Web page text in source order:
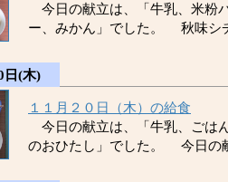
今日の献立は、「牛乳、米粉
ー、みかん」でした。 秋味シ
日(木)
１１月２０日（木）の給食
今日の献立は、「牛乳、ごは
のおひたし」でした。 今日の